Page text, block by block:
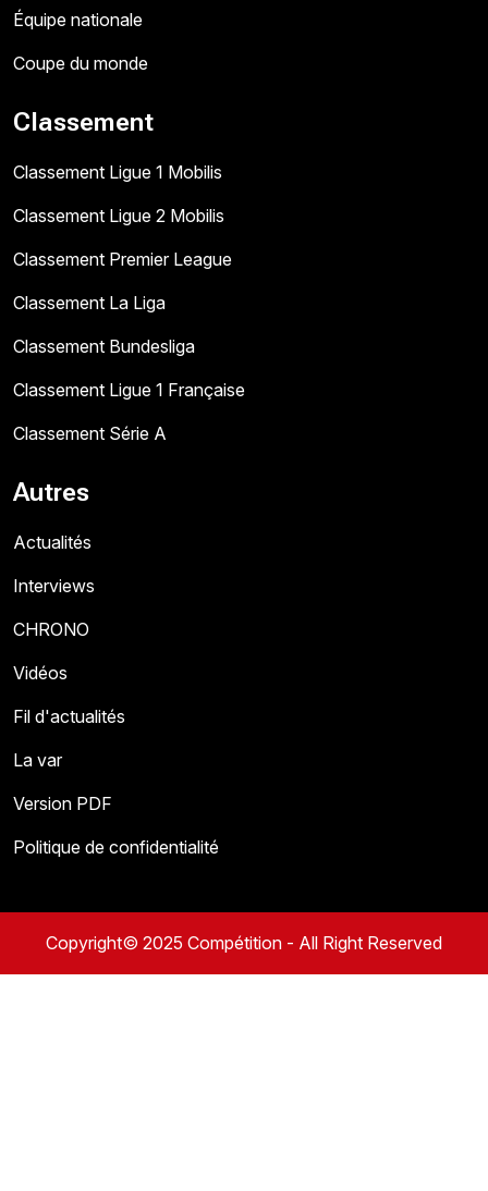
Équipe nationale
Coupe du monde
Classement
Classement Ligue 1 Mobilis
Classement Ligue 2 Mobilis
Classement Premier League
Classement La Liga
Classement Bundesliga
Classement Ligue 1 Française
Classement Série A
Autres
Actualités
Interviews
CHRONO
Vidéos
Fil d'actualités
La var
Version PDF
Politique de confidentialité
Copyright© 2025 Compétition - All Right Reserved